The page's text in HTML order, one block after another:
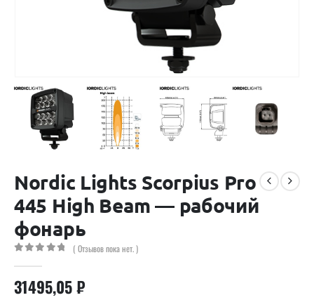
Nordic Lights Scorpius Pro
445 High Beam — рабочий
фонарь
( Отзывов пока нет. )
31495,05₽